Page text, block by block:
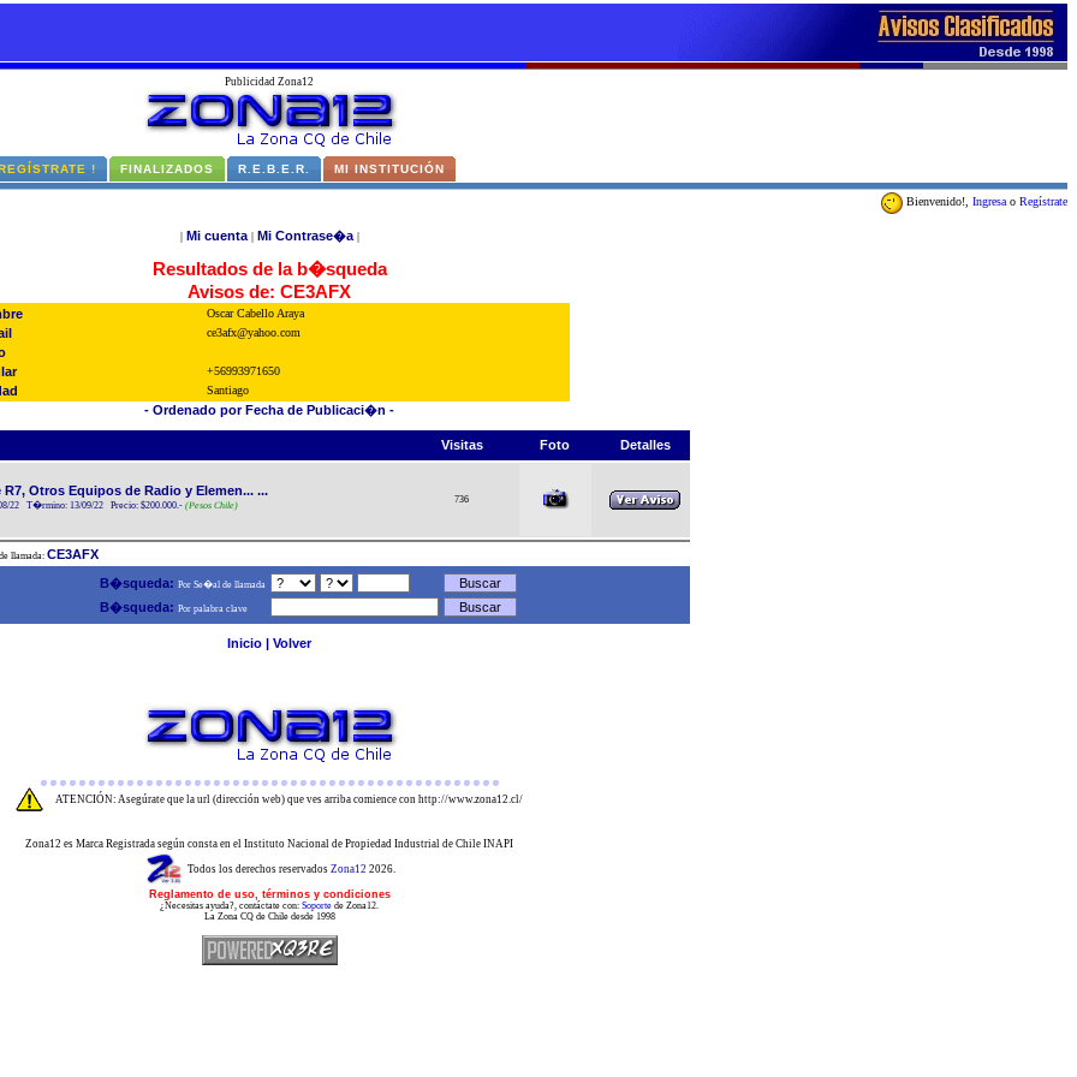
Publicidad Zona12
! FINALIZADOS R.E.B.E.R. MI INSTITUCIÓN
Bienvenido!, Ingresao Regístrate
| Mi cuenta| Mi Contrase�a|
Resultados de la b�squeda
Avisos de: CE3AFX
Oscar Cabello Araya
ce3afx@yahoo.com
+56993971650
Santiago
- Ordenado por Fecha de Publicaci�n -
Visitas Foto Detalles
R7, Otros Equipos de Radio y Elemen... ...
22 T�rmino: 13/09/22 Precio: $200.000.- (Pesos Chile)
736
llamada: CE3AFX
B�squeda: Por Se�al de llamada
B�squeda: Por palabra clave
Inicio | Volver
ATENCIÓN: Asegúrate que la url (dirección web) que ves arriba comience con http://www.zona12.cl/
Zona12 es Marca Registrada según consta en el Instituto Nacional de Propiedad Industrial de Chile INAPI
Todos los derechos reservados Zona12 2026.
Reglamento de uso, términos y condiciones
¿Necesitas ayuda?, contáctate con: Soporte de Zona12.
La Zona CQ de Chile desde 1998